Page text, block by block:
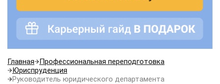
Главная
Профессиональная переподготовка
Юриспруденция
Руководитель юридического департамента